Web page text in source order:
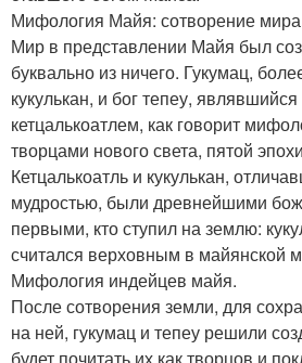
Мифология Майя: сотворение
Мир в представлении Майя был
буквально из ничего. Гукумац,
кукулькан, и бог тепеу,
кетцалькоатлем, как говорит
творцами нового света, пятой
Кетцалькоатль и кукулькан,
мудростью, были древнейшими
первыми, кто ступил на землю:
считался верховным в майянской
Мифология индейцев майя.
После сотворения земли, для
на ней, гукумац и тепеу решили
будет почитать их как творцов и